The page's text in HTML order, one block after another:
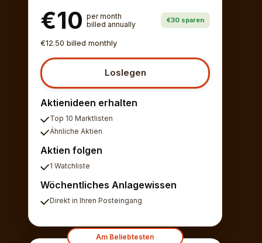
€10 per month
billed annually
€30 sparen
€12.50 billed monthly
Loslegen
Aktienideen erhalten
Top 10 Marktlisten
Ähnliche Aktien
Aktien folgen
1 Watchliste
Wöchentliches Anlagewissen
Direkt in Ihren Posteingang
Am Beliebtesten